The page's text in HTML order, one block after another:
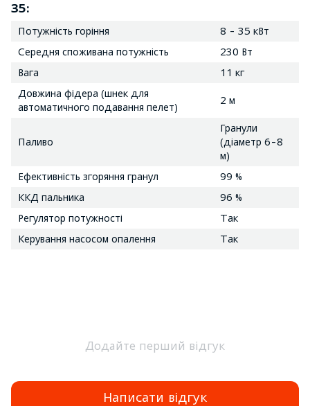
35:
Потужність горіння
8 - 35 кВт
Середня споживана потужність
230 Вт
Вага
11 кг
Довжина фідера (шнек для
автоматичного подавання пелет)
2 м
Паливо
Гранули
(діаметр 6-8
м)
Ефективність згоряння гранул
99 %
ККД пальника
96 %
Регулятор потужності
Так
Керування насосом опалення
Так
Додайте перший відгук
Написати відгук